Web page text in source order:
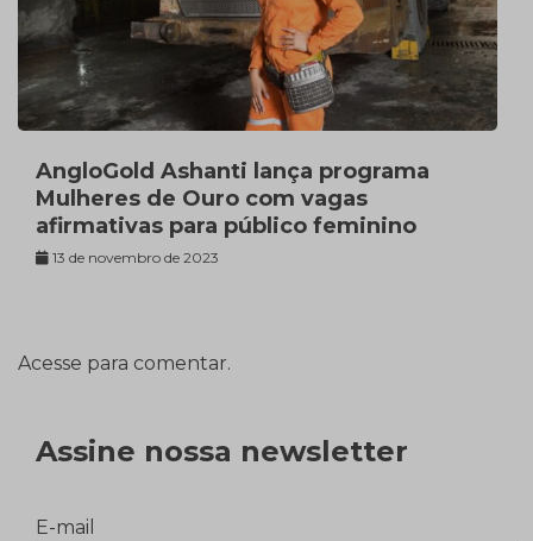
AngloGold Ashanti lança programa
Mulheres de Ouro com vagas
afirmativas para público feminino
13 de novembro de 2023
Acesse para comentar.
Assine nossa newsletter
E-mail